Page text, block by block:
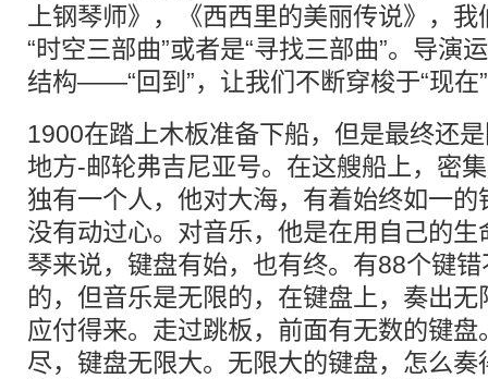
上钢琴师》，《西西里的美丽传说》，
“时空三部曲”或者是“寻找三部曲”。导演
结构——“回到”，让我们不断穿梭于“现在
1900在踏上木板准备下船，但是最终还
地方-邮轮弗吉尼亚号。在这艘船上，密
独有一个人，他对大海，有着始终如一
没有动过心。对音乐，他是在用自己的生
琴来说，键盘有始，也有终。有88个键
的，但音乐是无限的，在键盘上，奏出
应付得来。走过跳板，前面有无数的键
尽，键盘无限大。无限大的键盘，怎么